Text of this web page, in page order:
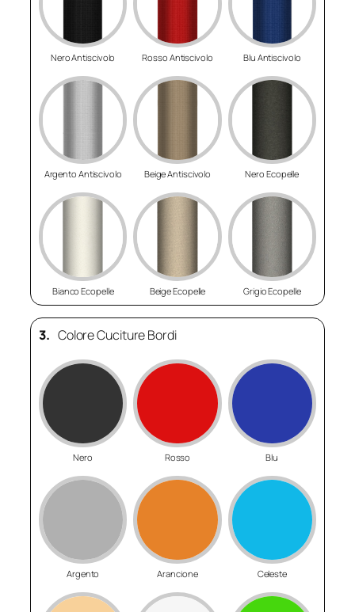
Nero Antiscivolo Rosso Antiscivolo Blu Antiscivolo
Argento Antiscivolo Beige Antiscivolo Nero Ecopelle
Bianco Ecopelle Beige Ecopelle Grigio Ecopelle
3. Colore Cuciture Bordi
Nero Rosso Blu
Argento Arancione Celeste